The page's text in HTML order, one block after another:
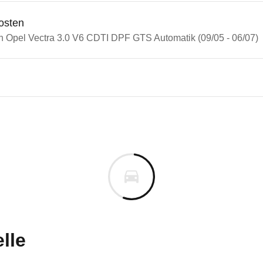
Opel Vectra 3.0 V6 CDTI DPF GTS Automatik (09/05 - 06/07)
Baureihengeneration wie das
informieren. Welche Fahrzeuge genau